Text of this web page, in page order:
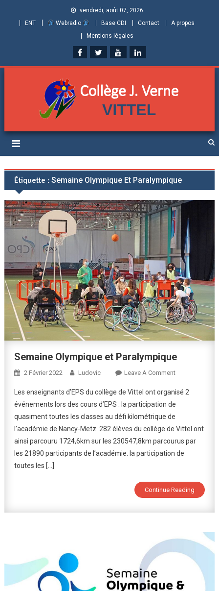
vendredi, août 07, 2026
ENT
Webradio Base CDI Contact
A propos
Mentions légales
Collège Jules Verne de
Vittel (Vosges)
Étiquette : Semaine Olympique Et Paralympique
Semaine Olympique et Paralympique
2 Février 2022 Ludovic Leave A CommentOn
Olympique
Et
Paralympique
Les enseignants d’EPS du collège de Vittel ont organisé 2
événements lors des cours d’EPS : la participation de
quasiment toutes les classes au défi kilométrique de
l’académie de Nancy-Metz. 282 élèves du collège de Vittel ont
ainsi parcouru 1724,6km sur les 230547,8km parcourus par
les 21890 participants de l’académie. la participation de
toutes les […]
Continue Reading